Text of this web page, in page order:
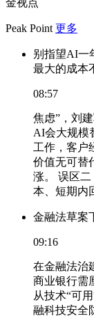
Peak Point 更多
别指望AI一
最大的成本
08:57
焦虑”，刘
AI会大规模
工作，客户
价值无可替
涨。 误区
本、短期内
金融法草案
09:16
在金融法治
商业银行需
从技术“可
融科技安全